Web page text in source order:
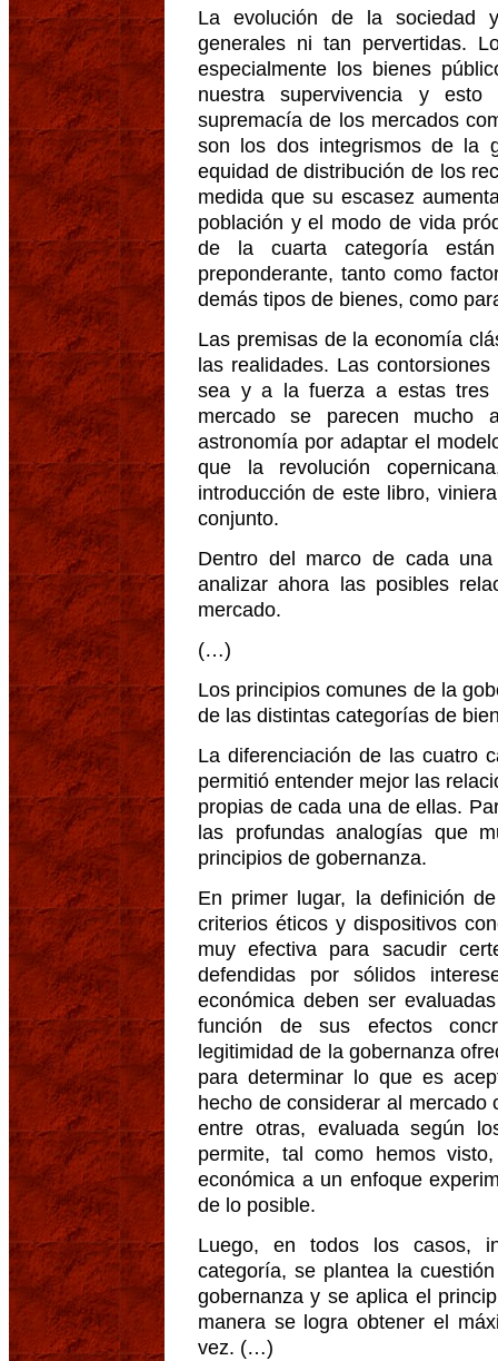
La evolución de la sociedad
generales ni tan pervertidas.
especialmente los bienes
nuestra supervivencia y
supremacía de los mercados
son los dos integrismos de la
equidad de distribución de los
medida que su escasez
población y el modo de vida
de la cuarta categoría
preponderante, tanto como
demás tipos de bienes, como
Las premisas de la economía
las realidades. Las
sea y a la fuerza a estas tres
mercado se parecen mucho
astronomía por adaptar el
que la revolución
introducción de este libro,
conjunto.
Dentro del marco de cada
analizar ahora las posibles
mercado.
(…)
Los principios comunes de la
de las distintas categorías de
La diferenciación de las cuatro
permitió entender mejor las
propias de cada una de ellas.
las profundas analogías que
principios de gobernanza.
En primer lugar, la definición
criterios éticos y dispositivos
muy efectiva para sacudir
defendidas por sólidos
económica deben ser
función de sus efectos
legitimidad de la gobernanza
para determinar lo que es
hecho de considerar al
entre otras, evaluada según
permite, tal como hemos
económica a un enfoque
de lo posible.
Luego, en todos los casos,
categoría, se plantea la
gobernanza y se aplica el
manera se logra obtener el
vez. (…)